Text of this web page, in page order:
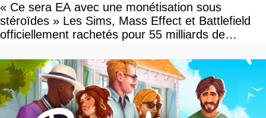
« Ce sera EA avec une monétisation sous
stéroïdes » Les Sims, Mass Effect et Battlefield
officiellement rachetés pour 55 milliards de